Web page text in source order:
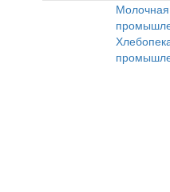
Молочная